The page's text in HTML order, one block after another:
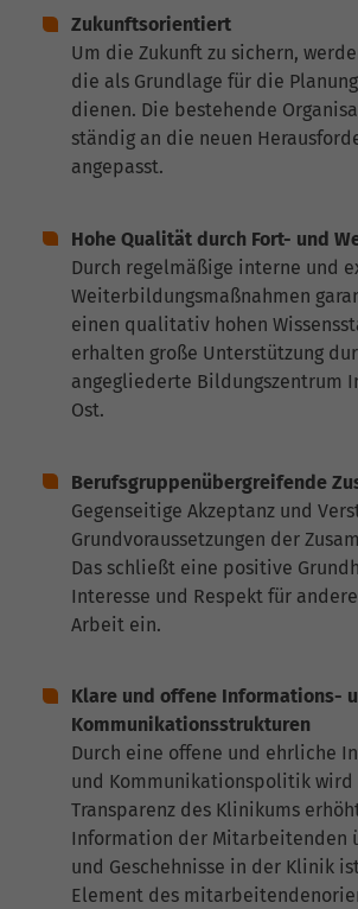
Zukunftsorientiert
Um die Zukunft zu sichern,
die als Grundlage für die
dienen. Die bestehende
ständig an die neuen
angepasst.
Hohe Qualität durch Fort- und
Durch regelmäßige interne und
Weiterbildungsmaßnahmen
einen qualitativ hohen
erhalten große Unterstützung
angegliederte Bildungszentrum
Ost.
Berufsgruppenübergreifende
Gegenseitige Akzeptanz und
Grundvoraussetzungen der
Das schließt eine positive
Interesse und Respekt für
Arbeit ein.
Klare und offene Informations-
Kommunikationsstrukturen
Durch eine offene und ehrliche
und Kommunikationspolitik wird
Transparenz des Klinikums
Information der Mitarbeitenden
und Geschehnisse in der Klinik
Element des